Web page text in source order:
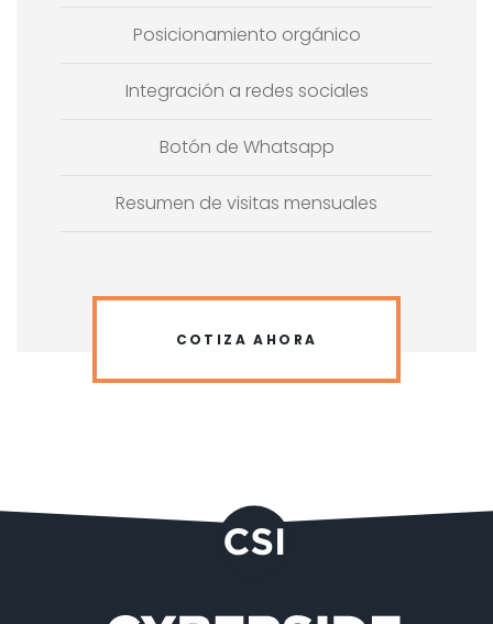
Posicionamiento orgánico
Integración a redes sociales
Botón de Whatsapp
Resumen de visitas mensuales
COTIZA AHORA